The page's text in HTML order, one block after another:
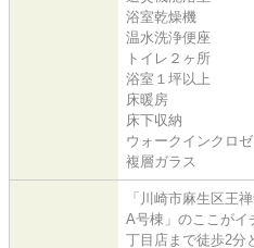
浴室乾燥機
温水洗浄便座
トイレ２ヶ所
浴室１坪以上
床暖房
床下収納
ウォークインクロゼ
複層ガラス
「川崎市麻生区王
A号棟」のここがイ
丁目店まで徒歩2分